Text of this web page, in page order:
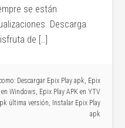
se están
Descarga
de […]
Descargar Epix Play apk, Epix
Windows, Epix Play APK en YTV
última versión, Instalar Epix Play
apk